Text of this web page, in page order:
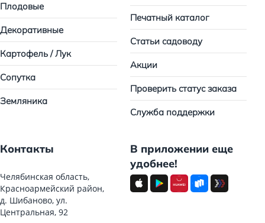
Плодовые
Декоративные
Картофель / Лук
Сопутка
Земляника
Печатный каталог
Статьи садоводу
Акции
Проверить статус заказа
Служба поддержки
Контакты
Челябинская область,
Красноармейский район,
д. Шибаново, ул.
Центральная, 92
В приложении еще
удобнее!